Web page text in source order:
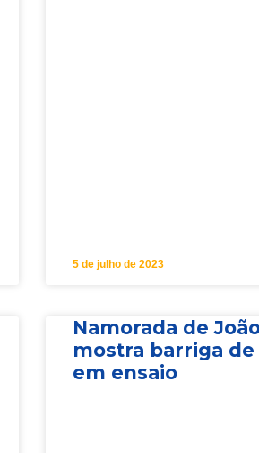
5 de julho de 2023
Namorada de
mostra barriga de
em ensaio